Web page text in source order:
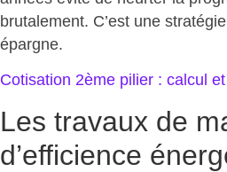
brutalement. C’est une
épargne.
Cotisation 2ème pilier : calcul
Les travaux de
d’efficience